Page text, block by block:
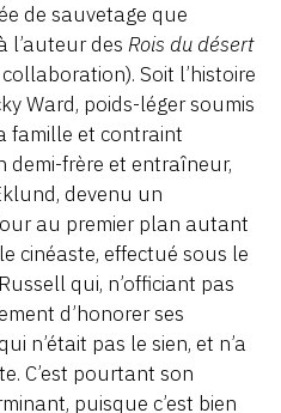
de sauvetage que
l’auteur des Rois du désert
Soit l’histoire
Ward, poids-léger soumis
famille et contraint
demi-frère et entraîneur,
devenu un
au premier plan autant
cinéaste, effectué sous le
qui, n’officiant pas
d’honorer ses
n’était pas le sien, et n’a
C’est pourtant son
puisque c’est bien